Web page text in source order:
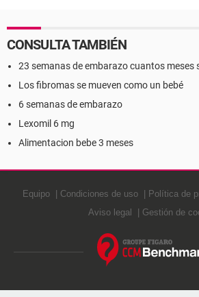
CONSULTA TAMBIÉN
23 semanas de embarazo cuantos meses
Los fibromas se mueven como un bebé
6 semanas de embarazo
Lexomil 6 mg
Alimentacion bebe 3 meses
Equipo Condiciones de uso Política de
Aviso legal
Gestión de